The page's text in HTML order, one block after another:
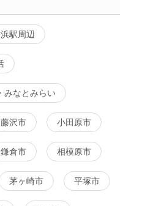
駅周辺
みなとみらい
藤沢市 小田原市
鎌倉市 相模原市
茅ヶ崎市 平塚市